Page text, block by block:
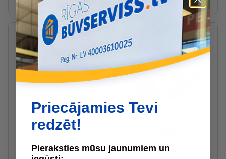
Ražotāja noliktavā Ražotāja noliktavā
Priecājamies Tevi
redzēt!
Pieraksties mūsu jaunumiem un